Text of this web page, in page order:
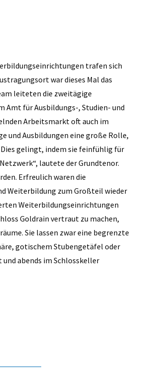
trafen sich
war dieses Mal das
leiteten die zweitägige
Amt für Ausbildungs-, Studien- und
Arbeitsmarkt oft auch im
und Ausbildungen eine große Rolle,
gelingt, indem sie feinfühlig für
lautete der Grundtenor.
Erfreulich waren die
Weiterbildung zum Großteil wieder
Weiterbildungseinrichtungen
Goldrain vertraut zu machen,
Sie lassen zwar eine begrenzte
gotischem Stubengetäfel oder
abends im Schlosskeller